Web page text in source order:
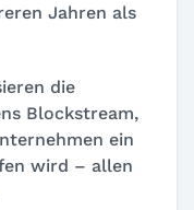
Jahren als
die
Blockstream,
ein
wird – allen